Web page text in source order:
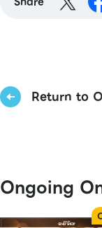
Return to
Ongoing